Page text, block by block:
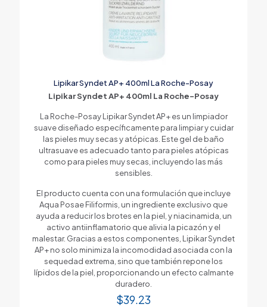
Lipikar Syndet AP+ 400ml La Roche-Posay
Lipikar Syndet AP+ 400ml La Roche-Posay
La Roche-Posay Lipikar Syndet AP+ es un limpiador
suave diseñado específicamente para limpiar y cuidar
las pieles muy secas y atópicas. Este gel de baño
ultrasuave es adecuado tanto para pieles atópicas
como para pieles muy secas, incluyendo las más
sensibles.
El producto cuenta con una formulación que incluye
Aqua Posae Filiformis, un ingrediente exclusivo que
ayuda a reducir los brotes en la piel, y niacinamida, un
activo antiinflamatorio que alivia la picazón y el
malestar. Gracias a estos componentes, Lipikar Syndet
AP+ no solo minimiza la incomodidad asociada con la
sequedad extrema, sino que también repone los
lípidos de la piel, proporcionando un efecto calmante
duradero.
$39.23